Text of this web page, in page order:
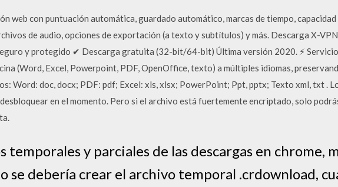
web con puntuación automática, guardado automático, marcas de tiempo,
de audio, opciones de exportación (a texto y subtítulos) y más. Descarga X-
y protegido ✔ Descarga gratuita (32-bit/64-bit) Última versión 2020. ⚡
(Word, Excel, Powerpoint, PDF, OpenOffice, texto) a múltiples idiomas,
Word: doc, docx; PDF: pdf; Excel: xls, xlsx; PowerPoint; Ppt, pptx; Texto xml, txt .
en el momento. Pero si el archivo está fuertemente encriptado, solo
temporales y parciales de las descargas en chrome,
se debería crear el archivo temporal .crdownload,